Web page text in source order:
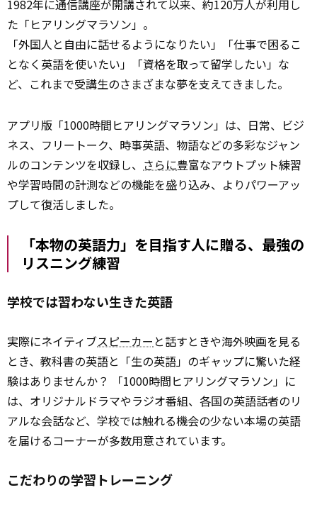
1982年に通信講座が開講されて以来、約120万人が利用し
た「ヒアリングマラソン」。
「外国人と自由に話せるようになりたい」「仕事で困るこ
となく英語を使いたい」「資格を取って留学したい」な
ど、これまで受講生のさまざまな夢を支えてきました。
アプリ版「1000時間ヒアリングマラソン」は、日常、ビジ
ネス、フリートーク、時事英語、物語などの多彩なジャン
ルのコンテンツを収録し、 さらに豊富なアウトプット練習
や学習時間の計測などの機能を盛り込み、よりパワーアッ
プして復活しました。
「本物の英語力」を目指す人に贈る、最強の
リスニング練習
学校では習わない生きた英語
実際にネイティブスピーカー と話すときや海外映画を見る
とき、教科書の英語と「生の英語」のギャップに驚いた経
験はありませんか？ 「1000時間ヒアリングマラソン」に
は、オリジナルドラマやラジオ番組、各国の英語話者のリ
アルな会話など、学校では触れる機会の少ない本場の英語
を届けるコーナーが多数用意されています。
こだわりの学習トレーニング